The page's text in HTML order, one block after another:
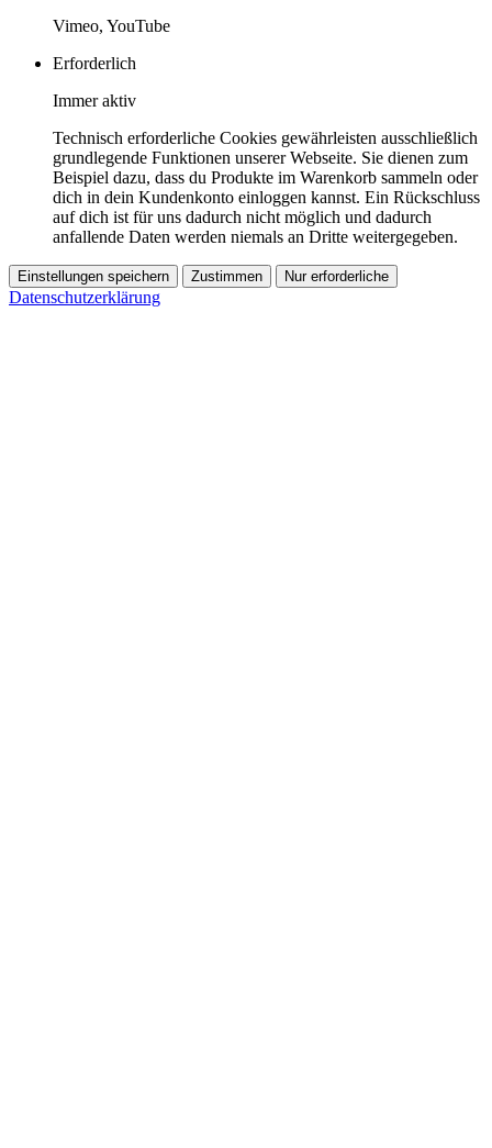
Vimeo, YouTube
Erforderlich
Immer aktiv
Technisch erforderliche Cookies gewährleisten ausschließlich
grundlegende Funktionen unserer Webseite. Sie dienen zum
Beispiel dazu, dass du Produkte im Warenkorb sammeln oder
dich in dein Kundenkonto einloggen kannst. Ein Rückschluss
auf dich ist für uns dadurch nicht möglich und dadurch
anfallende Daten werden niemals an Dritte weitergegeben.
Einstellungen speichern Zustimmen Nur erforderliche
Datenschutzerklärung